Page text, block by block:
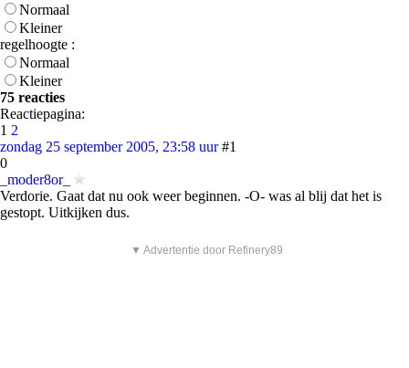
Normaal
Kleiner
regelhoogte :
Normaal
Kleiner
75 reacties
Reactiepagina:
1 2
zondag 25 september 2005, 23:58 uur #1
0
_moder8or_
Verdorie. Gaat dat nu ook weer beginnen. -O- was al blij dat het is
gestopt. Uitkijken dus.
▼ Advertentie door Refinery89